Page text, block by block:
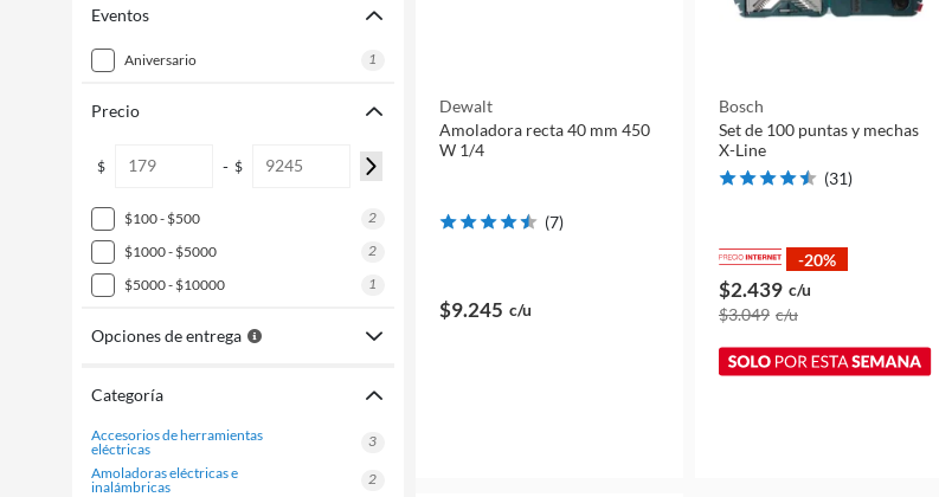
Eventos
aniversario 1
Precio
$ - $
$100 - $500
2
$1000 - $5000
2
$5000 - $10000
1
Opciones de entrega
Categoría
accesorios de herramientas
eléctricas
3
amoladoras eléctricas e
inalámbricas
2
Dewalt
Amoladora recta 40 mm 450
W 1/4
(7)
$9.245 c/u
Bosch
Set de 100 puntas y mechas
X-Line
(31)
-20%
$2.439 c/u
$3.049 c/u